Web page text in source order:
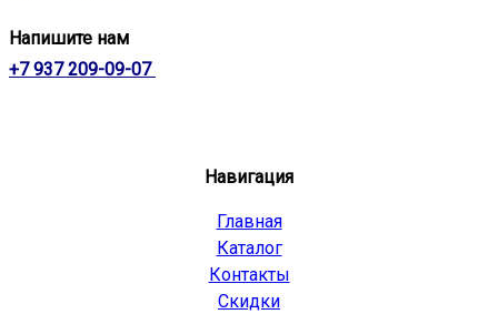
Напишите нам
+7 937 209-09-07
Навигация
Главная
Каталог
Контакты
Скидки